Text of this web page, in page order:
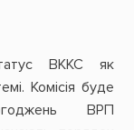
ВККС як
Комісія буде
ВРП